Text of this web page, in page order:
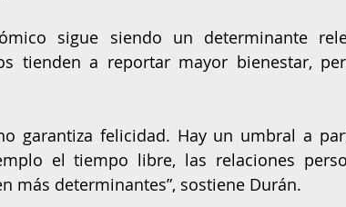
sigue siendo un determinante
tienden a reportar mayor bienestar,
garantiza felicidad. Hay un umbral a
el tiempo libre, las relaciones
más determinantes”, sostiene Durán.